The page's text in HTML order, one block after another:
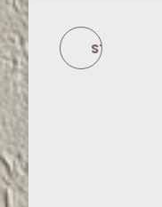
STORCH